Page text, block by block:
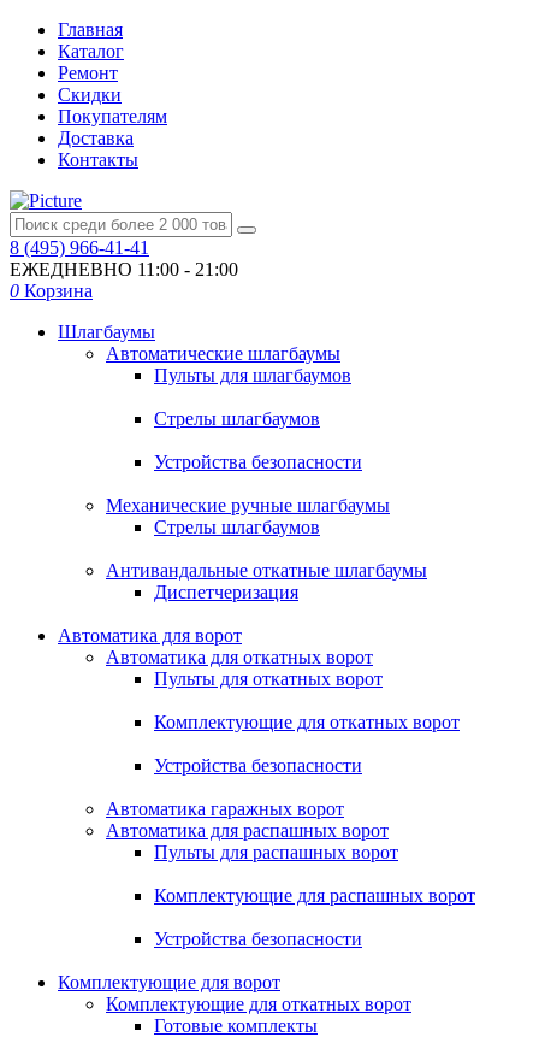
Главная
Каталог
Ремонт
Скидки
Покупателям
Доставка
Контакты
8 (495) 966-41-41
ЕЖЕДНЕВНО 11:00 - 21:00
0 Корзина
Шлагбаумы
Автоматические шлагбаумы
Пульты для шлагбаумов
Стрелы шлагбаумов
Устройства безопасности
Механические ручные шлагбаумы
Стрелы шлагбаумов
Антивандальные откатные шлагбаумы
Диспетчеризация
Автоматика для ворот
Автоматика для откатных ворот
Пульты для откатных ворот
Комплектующие для откатных ворот
Устройства безопасности
Автоматика гаражных ворот
Автоматика для распашных ворот
Пульты для распашных ворот
Комплектующие для распашных ворот
Устройства безопасности
Комплектующие для ворот
Комплектующие для откатных ворот
Готовые комплекты